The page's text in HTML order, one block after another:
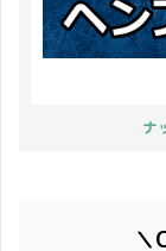
ナ
＼